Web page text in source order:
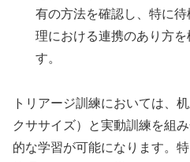
有の方法を確認し、特に
理における連携のあり方
す。
トリアージ訓練においては、
クササイズ）と実動訓練を組
的な学習が可能になります。